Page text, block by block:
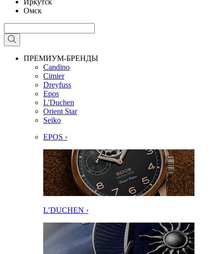
Иркутск
Омск
ПРЕМИУМ-БРЕНДЫ
Candino
Cimier
Dreyfuss
Epos
L'Duchen
Orient Star
Seiko
EPOS ›
L’DUCHEN ›